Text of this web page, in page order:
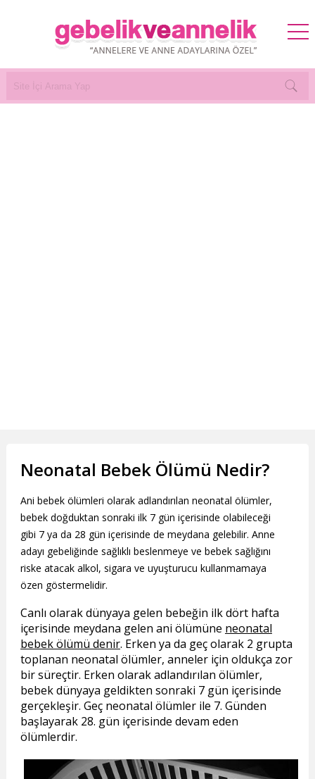
Neonatal Bebek Ölümü Nedir?
Ani bebek ölümleri olarak adlandırılan neonatal ölümler,
bebek doğduktan sonraki ilk 7 gün içerisinde olabileceği
gibi 7 ya da 28 gün içerisinde de meydana gelebilir. Anne
adayı gebeliğinde sağlıklı beslenmeye ve bebek sağlığını
riske atacak alkol, sigara ve uyuşturucu kullanmamaya
özen göstermelidir.
Canlı olarak dünyaya gelen bebeğin ilk dört hafta
içerisinde meydana gelen ani ölümüne neonatal
bebek ölümü denir. Erken ya da geç olarak 2 grupta
toplanan neonatal ölümler, anneler için oldukça zor
bir süreçtir. Erken olarak adlandırılan ölümler,
bebek dünyaya geldikten sonraki 7 gün içerisinde
gerçekleşir. Geç neonatal ölümler ile 7. Günden
başlayarak 28. gün içerisinde devam eden
ölümlerdir.